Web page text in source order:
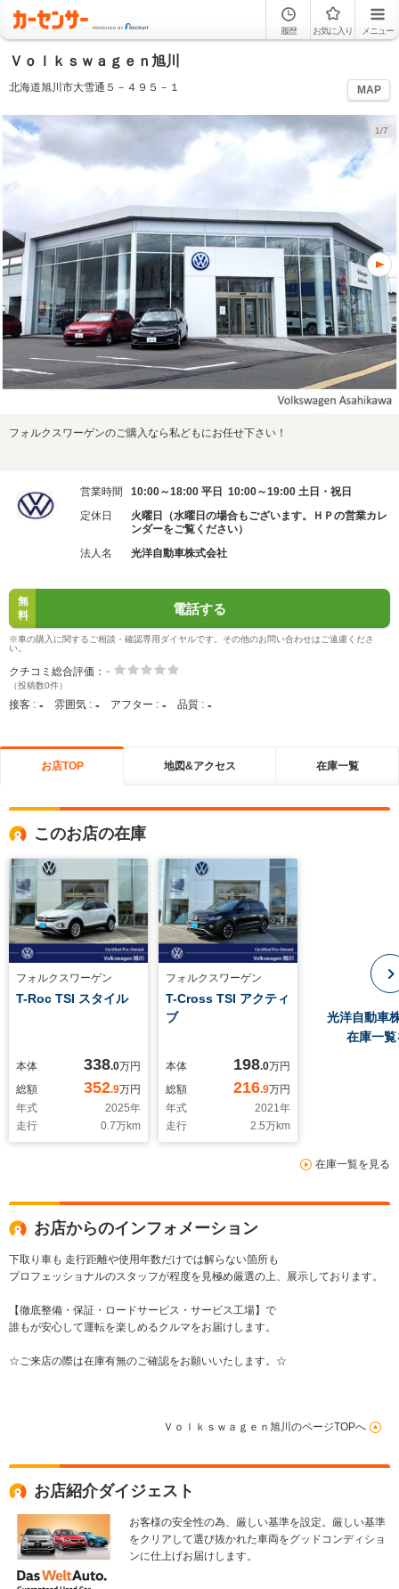
履歴 お気に入り メニュー
Ｖｏｌｋｓｗａｇｅｎ旭川
北海道旭川市大雪通５－４９５－１ MAP
1/7
フォルクスワーゲンのご購入なら私どもにお任せ下さい！
営業時間
10:00～18:00 平日 10:00～19:00 土日・祝日
定休日
火曜日（水曜日の場合もございます。ＨＰの営業カレ
ンダーをご覧ください）
法人名
光洋自動車株式会社
無
料
電話する
※車の購入に関するご相談・確認専用ダイヤルです。その他のお問い合わせはご遠慮くださ
い。
クチコミ総合評価： -
（投稿数0件）
接客 : - 雰囲気 : - アフター : - 品質 : -
お店TOP 地図&アクセス 在庫一覧
このお店の在庫
フォルクスワーゲン
T-Roc TSI スタイル
本体 338.0万円
総額
352.9万円
年式
2025年
走行
0.7万km
フォルクスワーゲン
T-Cross TSI アクティ
ブ
本体 198.0万円
総額
216.9万円
年式
2021年
走行
2.5万km
光洋自動車
在庫一
在庫一覧を見る
お店からのインフォメーション
下取り車も 走行距離や使用年数だけでは解らない箇所も
プロフェッショナルのスタッフが程度を見極め厳選の上、展示しております。
【徹底整備・保証・ロードサービス・サービス工場】で
誰もが安心して運転を楽しめるクルマをお届けします。
☆ご来店の際は在庫有無のご確認をお願いいたします。☆
Ｖｏｌｋｓｗａｇｅｎ旭川のページTOPへ
お店紹介ダイジェスト
お客様の安全性の為、厳しい基準を設定。厳しい基準
をクリアして選び抜かれた車両をグッドコンディショ
ンに仕上げお届けします。